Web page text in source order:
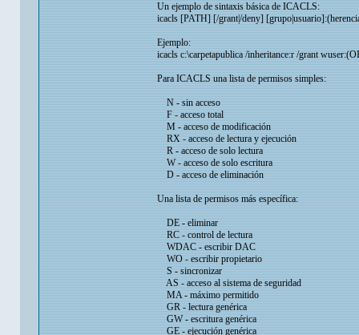
Un ejemplo de sintaxis básica de ICACLS:
icacls [PATH] [/grant|/deny]
Ejemplo:
icacls c:\carpetapublica /inheritance:r /grant
Para ICACLS una lista de permisos simples:
N - sin acceso
F - acceso total
M - acceso de modificación
RX - acceso de lectura y ejecución
R - acceso de solo lectura
W - acceso de solo escritura
D - acceso de eliminación
Una lista de permisos más específica:
DE - eliminar
RC - control de lectura
WDAC - escribir DAC
WO - escribir propietario
S - sincronizar
AS - acceso al sistema de seguridad
MA - máximo permitido
GR - lectura genérica
GW - escritura genérica
GE - ejecución genérica